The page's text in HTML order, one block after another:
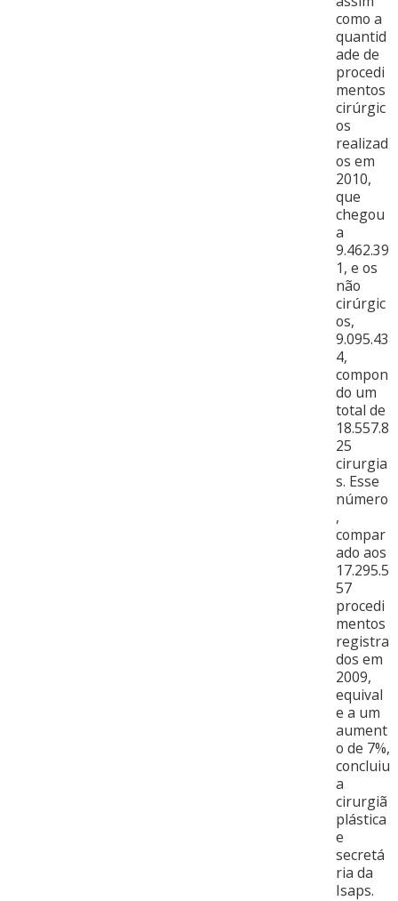
como a
quantid
ade de
procedi
mentos
cirúrgic
os
realizad
os em
2010,
que
chegou
a
9.462.39
1, e os
não
cirúrgic
os,
9.095.43
4,
compon
do um
total de
18.557.8
25
cirurgia
s. Esse
número
,
compar
ado aos
17.295.5
57
procedi
mentos
registra
dos em
2009,
equival
e a um
aument
o de 7%,
concluiu
a
cirurgiã
plástica
e
secretá
ria da
Isaps.